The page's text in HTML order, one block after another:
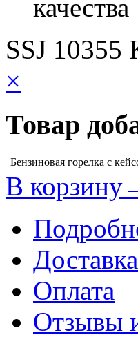
качества
SSJ 10355
×
Товар
Бензиновая горелка с
В
Доставка
Оплата
Отзывы